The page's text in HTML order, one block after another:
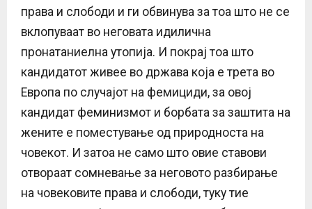
права и слободи и ги обвинува за тоа што не се
вклопуваат во неговата идилична
пронатаниелна утопија. И покрај тоа што
кандидатот живее во држава која е трета во
Европа по случајот на фемициди, за овој
кандидат феминизмот и борбата за заштита на
жените е поместување од природноста на
човекот. И затоа не само што овие ставови
отвораат сомневање за неговото разбирање
на човековите права и слободи, туку тие